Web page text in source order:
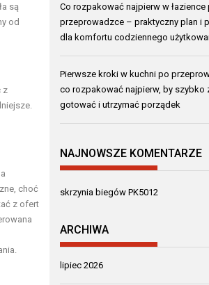
są
od
z
choć
z ofert
Co rozpakować najpierw w łazience
przeprowadzce – praktyczny plan i
dla komfortu codziennego
Pierwsze kroki w kuchni po
co rozpakować najpierw, by szybko
gotować i utrzymać porządek
NAJNOWSZE KOMENTARZE
skrzynia biegów PK5012
ARCHIWA
lipiec 2026